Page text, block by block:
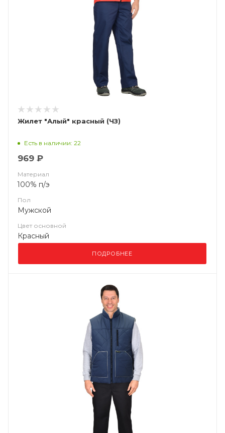
Жилет "Алый" красный (ЧЗ)
Есть в наличии: 22
969 ₽
Материал
100% п/э
Пол
Мужской
Цвет основной
Красный
ПОДРОБНЕЕ